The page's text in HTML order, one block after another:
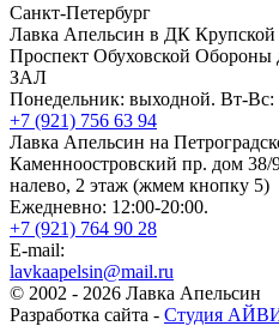
Санкт-Петербург
Лавка Апельсин в ДК Крупской
Проспект Обуховской
ЗАЛ
Понедельник: выходной. Вт-Вс:
+7 (921) 756 63 94
Лавка Апельсин на
Каменноостровский пр. дом 38/
налево, 2 этаж (жмем кнопку 5)
Ежедневно: 12:00-20:00.
+7 (921) 764 90 28
E-mail:
lavkaapelsin@mail.ru
© 2002 - 2026 Лавка Апельсин
Разработка сайта - Студия